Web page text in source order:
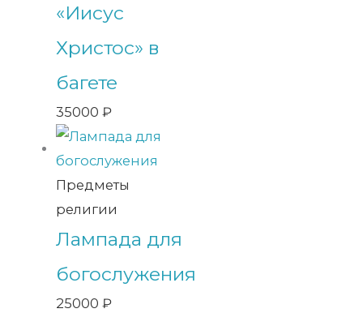
«Иисус
Христос» в
багете
35000₽
Предметы
религии
Лампада для
богослужения
25000₽